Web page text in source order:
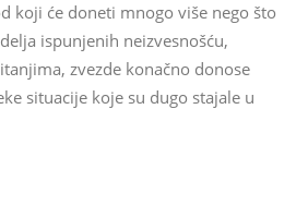
koji će doneti mnogo više nego što
ispunjenih neizvesnošću,
zvezde konačno donose
situacije koje su dugo stajale u